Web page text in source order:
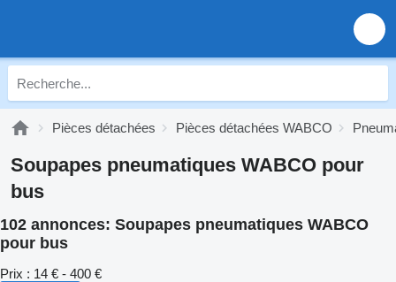
Pièces détachées Pièces détachées WABCO
Soupapes pneumatiques WABCO pour
bus
102 annonces: Soupapes pneumatiques WABCO
pour bus
Prix : 14 € - 400 €